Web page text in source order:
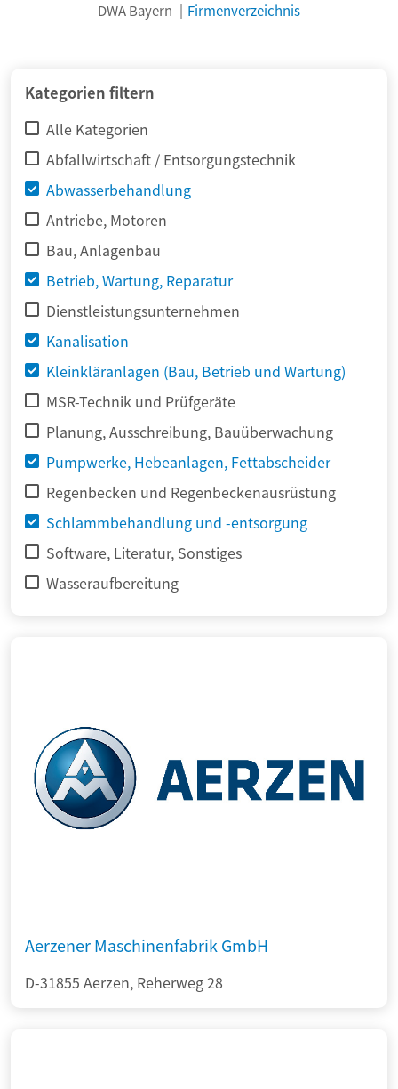
DWA Bayern Firmenverzeichnis
Kategorien filtern
Alle Kategorien
Abfallwirtschaft / Entsorgungstechnik
Abwasserbehandlung
Antriebe, Motoren
Bau, Anlagenbau
Betrieb, Wartung, Reparatur
Dienstleistungsunternehmen
Kanalisation
Kleinkläranlagen (Bau, Betrieb und Wartung)
MSR-Technik und Prüfgeräte
Planung, Ausschreibung, Bauüberwachung
Pumpwerke, Hebeanlagen, Fettabscheider
Regenbecken und Regenbeckenausrüstung
Schlammbehandlung und -entsorgung
Software, Literatur, Sonstiges
Wasseraufbereitung
Aerzener Maschinenfabrik GmbH
D-31855 Aerzen, Reherweg 28